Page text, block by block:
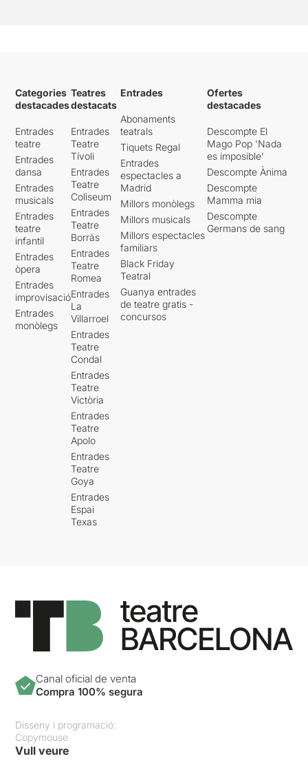
més claredat per part dels
espectadors.... i
malauradament algunes
d'elles no ho aconsegueixen.
Interpretacions correctes,
més creïbles potser la dels
actors homes, i dic actors
perquè malgrat que consta
oficialment que són 2 actrius
i un actor, el mateix director
fa una petita incursió com
quart actor, per mi un dels
millors moments de la
proposta.
Si desitgeu veure l'apunt
Categories
destacades
Entrades
teatre
Entrades
dansa
Entrades
musicals
Entrades
teatre
infantil
Entrades
òpera
Entrades
improvisació
Entrades
monòlegs
Teatres
destacats
Entrades
Teatre
Tívoli
Entrades
Teatre
Coliseum
Entrades
Teatre
Borràs
Entrades
Teatre
Romea
Entrades
La
Villarroel
Entrades
Teatre
Condal
Entrades
Teatre
Victòria
Entrades
Teatre
Apolo
Entrades
Teatre
Goya
Entrades
Espai
Texas
Entrades
Abonaments
teatrals
Tiquets Regal
Entrades
espectacles a
Madrid
Millors monòlegs
Millors musicals
Millors espectacles
familiars
Black Friday
Teatral
Guanya entrades
de teatre gratis -
concursos
Ofertes
destacades
Descompte El
Mago Pop 'Nada
es imposible'
Descompte Ànima
Descompte
Mamma mia
Descompte
Germans de sang
Canal oficial de venta
Compra 100% segura
Disseny i programació:
Copymouse
Vull veure